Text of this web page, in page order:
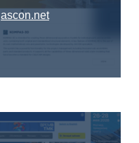
ascon.net